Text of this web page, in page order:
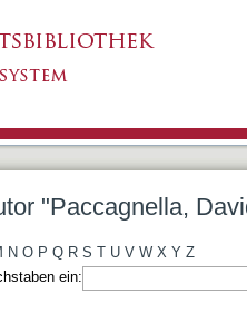
"Paccagnella,
N O P Q R S T U V W X Y Z
ein: